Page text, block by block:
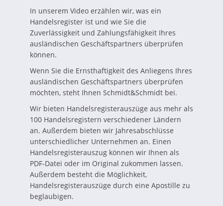
In unserem Video erzählen wir, was ein
Handelsregister ist und wie Sie die
Zuverlässigkeit und Zahlungsfähigkeit Ihres
ausländischen Geschäftspartners überprüfen
können.
Wenn Sie die Ernsthaftigkeit des Anliegens Ihres
ausländischen Geschäftspartners überprüfen
möchten, steht Ihnen Schmidt&Schmidt bei.
Wir bieten Handelsregisterauszüge aus mehr als
100 Handelsregistern verschiedener Ländern
an. Außerdem bieten wir Jahresabschlüsse
unterschiedlicher Unternehmen an. Einen
Handelsregisterauszug können wir Ihnen als
PDF-Datei oder im Original zukommen lassen.
Außerdem besteht die Möglichkeit,
Handelsregisterauszüge durch eine Apostille zu
beglaubigen.